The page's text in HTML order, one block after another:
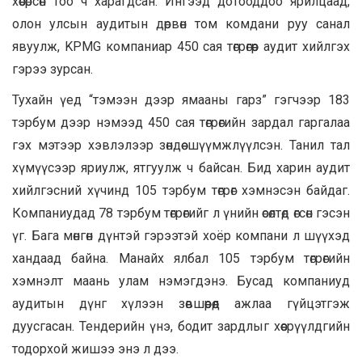
олон улсын аудитын дөрвөн том комдани руу санал
явуулж, KPMG компаниар 450 сая төгрөгөөр аудит хийлгэх
гэрээ зурсан.
Тухайн үед “тэмээн дээр ямааны гарз” гэгчээр 183
тэрбум дээр нэмээд 450 сая төгрөгийн зардал гаргалаа
гэх мэтээр хэвлэлээр зөндөө шүүмжлүүлсэн. Танил тал
хүмүүсээр яриулж, ятгуулж ч байсан. Бид харин аудит
хийлгэсний хүчинд 105 тэрбум төгрөг хэмнэсэн байдаг.
Компаниудад 78 тэрбум төгрөгийг л үнийн өсөлтөд өгсөн гэсэн
үг. Бага мөнгөн дүнтэй гэрээтэй хоёр компани л шүүхэд
хандаад байна. Манайх ялбал 105 тэрбум төгрөгийн
хэмнэлт маань улам нэмэгдэнэ. Бусад компаниуд
аудитын дүнг хүлээн зөвшөөрөөд ажлаа гүйцэтгэж
дуусгасан. Тендерийн үнэ, бодит зардлыг хөөсрүүлдгийн
тодорхой жишээ энэ л дээ.